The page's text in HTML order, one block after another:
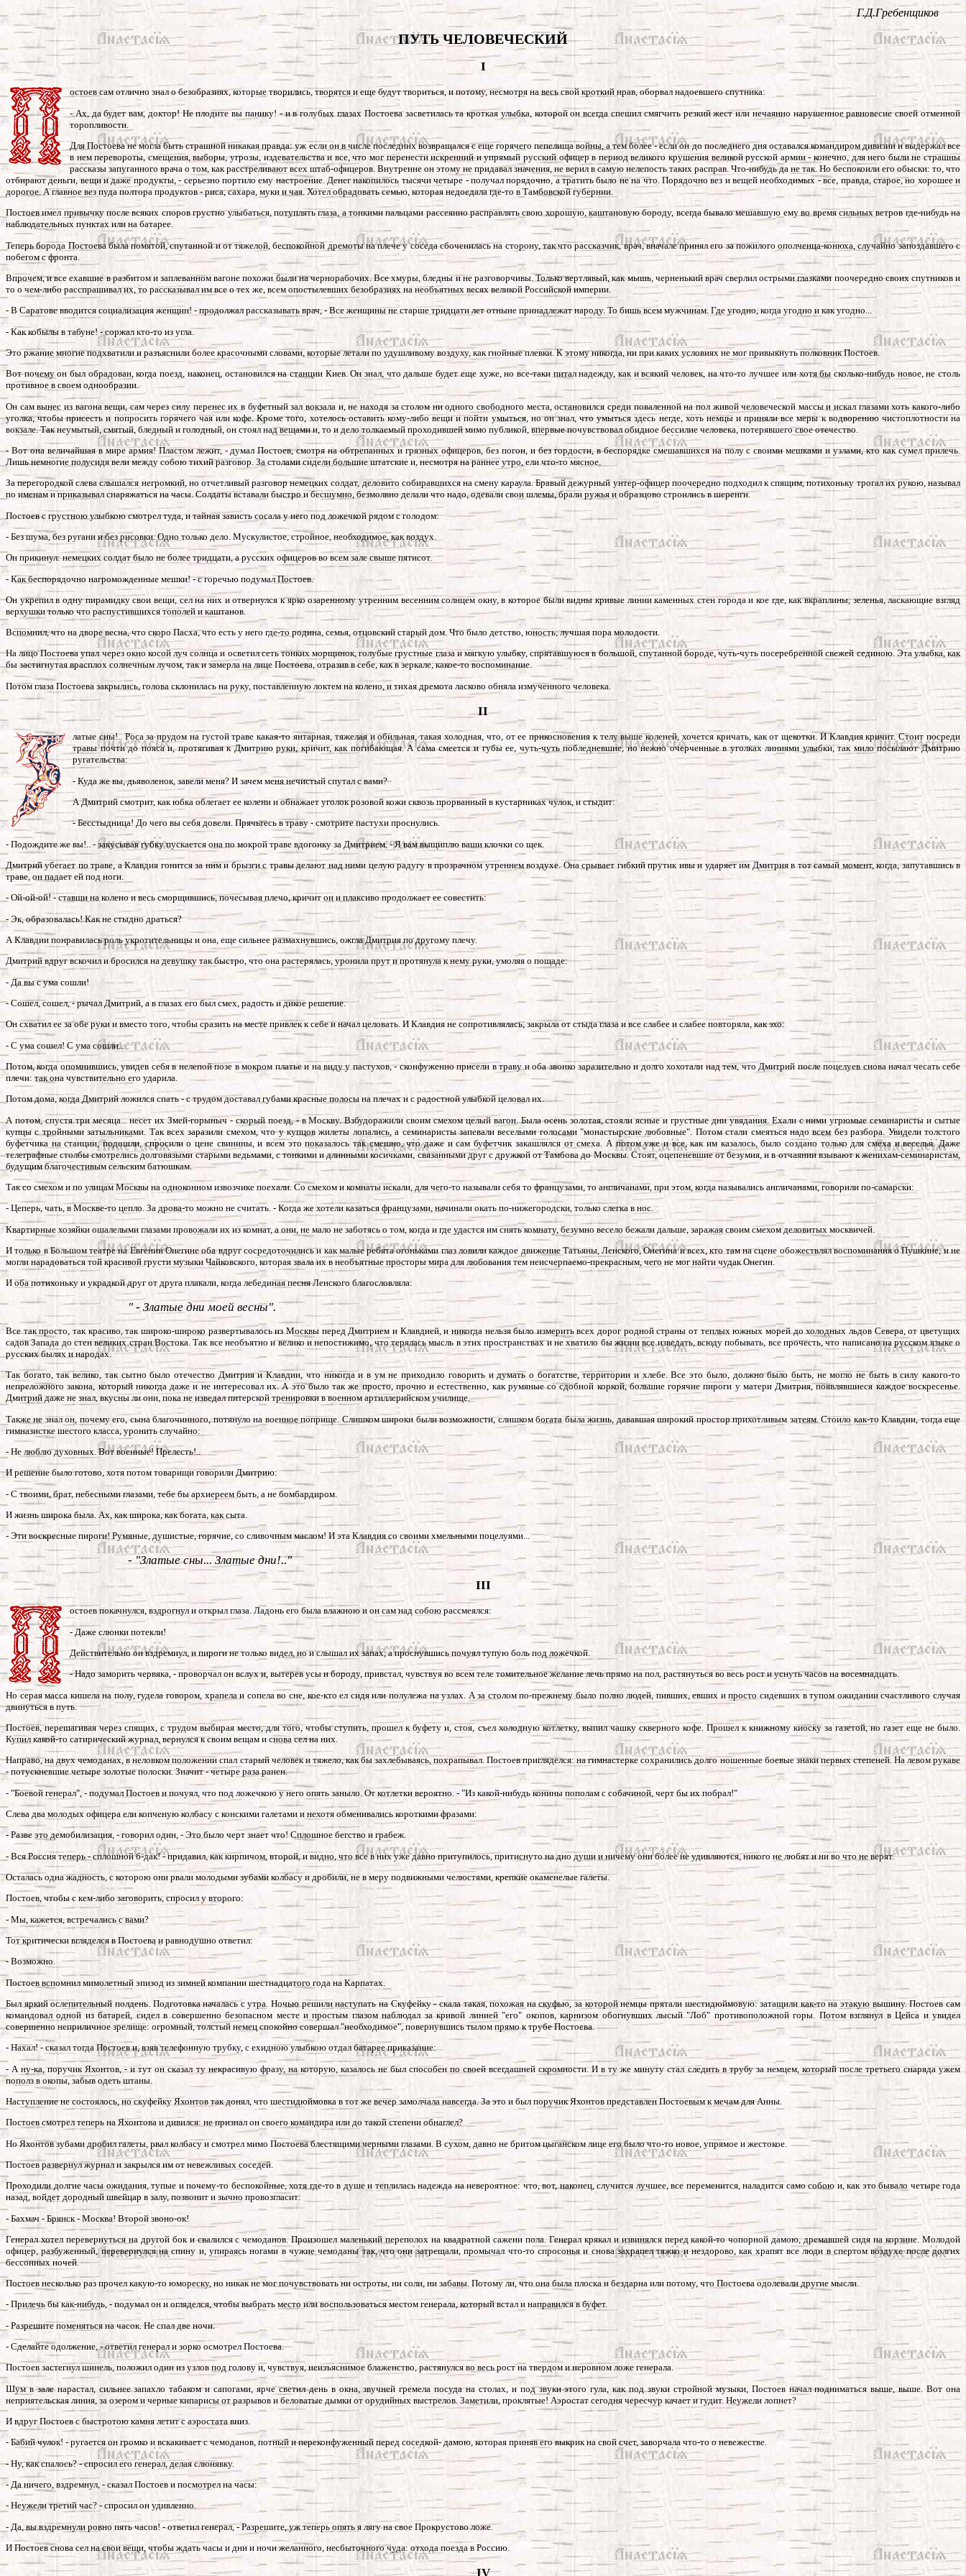
Г.Д.Гребенщиков
ПУТЬ ЧЕЛОВЕЧЕСКИЙ
I
остоев сам отлично знал о безобразиях, которые творились, творятся и еще будут твориться, и потому, несмотря на весь свой кроткий нрав, оборвал надоевшего спутника:
- Ах, да будет вам, доктор! Не плодите вы панику! - и в голубых глазах Постоева засветилась та кроткая улыбка, которой он всегда спешил смягчить резкий жест или нечаянно нарушенное равновесие своей отменной
торопливости.
Для Постоева не могла быть страшной никакая правда: уж если он в числе последних возвращался с еще горячего пепелища войны, а тем более - если он до последнего дня оставался командиром дивизии и выдержал все
в нем перевороты, смещения, выборы, угрозы, издевательства и все, что мог перенести искренний и упрямый русский офицер в период великого крушения великой русской армии - конечно, для него были не страшны
рассказы запуганного врача о том, как расстреливают всех штаб-офицеров. Внутренне он этому не придавал значения, не верил в самую нелепость таких расправ. Что-нибудь да не так. Но беспокоили его обыски: то, что
отбирают деньги, вещи и даже продукты, - серьезно портило ему настроение. Денег накопилось тысячи четыре - получал порядочно, а тратить было не на что. Порядочно вез и вещей необходимых - все, правда, старое, но хорошее и
дорогое. А главное вез пуда полтора продуктов - риса, сахара, муки и чая. Хотел обрадовать семью, которая недоедала где-то в Тамбовской губернии.
Постоев имел привычку после всяких споров грустно улыбаться, потуплять глаза, а тонкими пальцами рассеянно расправлять свою хорошую, каштановую бороду, всегда бывало мешавшую ему во время сильных ветров где-нибудь на
наблюдательных пунктах или на батарее.
Теперь борода Постоева была помятой, спутанной и от тяжелой, беспокойной дремоты на плече у соседа сбоченилась на сторону, так что рассказчик, врач, вначале принял его за пожилого ополченца-конюха, случайно запоздавшего с
побегом с фронта.
Впрочем, и все ехавшие в разбитом и заплеванном вагоне похожи были на чернорабочих. Все хмуры, бледны и не разговорчивы. Только вертлявый, как мышь, черненький врач сверлил острыми глазками поочередно своих спутников и
то о чем-либо расспрашивал их, то рассказывал им все о тех же, всем опостылевших безобразиях на необъятных весях великой Российской империи.
- В Саратове вводится социализация женщин! - продолжал рассказывать врач, - Все женщины не старше тридцати лет отныне принадлежат народу. То бишь всем мужчинам. Где угодно, когда угодно и как угодно...
- Как кобылы в табуне! - соржал кто-то из угла.
Это ржание многие подхватили и разъяснили более красочными словами, которые летали по удушливому воздуху, как гнойные плевки. К этому никогда, ни при каких условиях не мог привыкнуть полковник Постоев.
Вот почему он был обрадован, когда поезд, наконец, остановился на станции Киев. Он знал, что дальше будет еще хуже, но все-таки питал надежду, как и всякий человек, на что-то лучшее или хотя бы сколько-нибудь новое, не столь
противное в своем однообразии.
Он сам вынес из вагона вещи, сам через силу перенес их в буфетный зал вокзала и, не находя за столом ни одного свободного места, остановился среди поваленной на пол живой человеческой массы и искал глазами хоть какого-либо
уголка, чтобы присесть и попросить горячего чая или кофе. Кроме того, хотелось оставить кому-либо вещи и пойти умыться, но он знал, что умыться здесь негде, хоть немцы и приняли все меры к водворению чистоплотности на
вокзале. Так неумытый, смятый, бледный и голодный, он стоял над вещами и, то и дело толкаемый проходившей мимо публикой, впервые почувствовал обидное бессилие человека, потерявшего свое отечество.
- Вот она величайшая в мире армия! Пластом лежит, - думал Постоев, смотря на обтрепанных и грязных офицеров, без погон, и без гордости, в беспорядке смешавшихся на полу с своими мешками и узлами, кто как сумел прилечь.
Лишь немногие полусидя вели между собою тихий разговор. За столами сидели большие штатские и, несмотря на раннее утро, ели что-то мясное.
За перегородкой слева слышался негромкий, но отчетливый разговор немецких солдат, деловито собиравшихся на смену караула. Бравый дежурный унтер-офицер поочередно подходил к спящим, потихоньку трогал их рукою, называл
по именам и приказывал снаряжаться на часы. Солдаты вставали быстро и бесшумно, безмолвно делали что надо, одевали свои шлемы, брали ружья и образцово строились в шеренги.
Постоев с грустною улыбкою смотрел туда, и тайная зависть сосала у него под ложечкой рядом с голодом:
- Без шума, без ругани и без рисовки. Одно только дело. Мускулистое, стройное, необходимое, как воздух.
Он прикинул: немецких солдат было не более тридцати, а русских офицеров во всем зале свыше пятисот.
- Как беспорядочно нагроможденные мешки! - с горечью подумал Постоев.
Он укрепил в одну пирамидку свои вещи, сел на них и отвернулся к ярко озаренному утренним весенним солнцем окну, в которое были видны кривые линии каменных стен города и кое где, как вкраплины, зеленья, ласкающие взгляд
верхушки только что распустившихся тополей и каштанов.
Вспомнил, что на дворе весна, что скоро Пасха, что есть у него где-то родина, семья, отцовский старый дом. Что было детство, юность, лучшая пора молодости.
На лицо Постоева упал через окно косой луч солнца и осветил сеть тонких морщинок, голубые грустные глаза и мягкую улыбку, спрятавшуюся в большой, спутанной бороде, чуть-чуть посеребренной свежей сединою. Эта улыбка, как
бы застигнутая врасплох солнечным лучом, так и замерла на лице Постоева, отразив в себе, как в зеркале, какое-то воспоминание.
Потом глаза Постоева закрылись, голова склонилась на руку, поставленную локтем на колено, и тихая дремота ласково обняла измученного человека.
II
латые сны!.. Роса за прудом на густой траве какая-то янтарная, тяжелая и обильная, такая холодная, что, от ее прикосновения к телу выше коленей, хочется кричать, как от щекотки. И Клавдия кричит. Стоит посреди
травы почти до пояса и, протягивая к Дмитрию руки, кричит, как погибающая. А сама смеется и губы ее, чуть-чуть побледневшие, но нежно очерченные в уголках линиями улыбки, так мило посылают Дмитрию
ругательства:
- Куда же вы, дьяволенок, завели меня? И зачем меня нечистый спутал с вами?
А Дмитрий смотрит, как юбка облегает ее колени и обнажает уголок розовой кожи сквозь прорванный в кустарниках чулок, и стыдит:
- Бесстыдница! До чего вы себя довели. Прячьтесь в траву - смотрите пастухи проснулись.
- Подождите же вы!.. - закусывая губку пускается она по мокрой траве вдогонку за Дмитрием. - Я вам выщиплю ваши клочки со щек.
Дмитрий убегает по траве, а Клавдия гонится за ним и брызги с травы делают над ними целую радугу в прозрачном утреннем воздухе. Она срывает гибкий прутик ивы и ударяет им Дмитрия в тот самый момент, когда, запутавшись в
траве, он падает ей под ноги.
- Ой-ой-ой! - ставши на колено и весь сморщившись, почесывая плечо, кричит он и плаксиво продолжает ее совестить:
- Эк, образовалась! Как не стыдно драться?
А Клавдии понравилась роль укротительницы и она, еще сильнее размахнувшись, ожгла Дмитрия по другому плечу.
Дмитрий вдруг вскочил и бросился на девушку так быстро, что она растерялась, уронила прут и протянула к нему руки, умоляя о пощаде:
- Да вы с ума сошли!
- Сошел, сошел, - рычал Дмитрий, а в глазах его был смех, радость и дикое решение.
Он схватил ее за обе руки и вместо того, чтобы сразить на месте привлек к себе и начал целовать. И Клавдия не сопротивлялась, закрыла от стыда глаза и все слабее и слабее повторяла, как эхо:
- С ума сошел! С ума сошли...
Потом, когда опомнившись, увидев себя в нелепой позе в мокром платье и на виду у пастухов, - сконфуженно присели в траву и оба звонко заразительно и долго хохотали над тем, что Дмитрий после поцелуев снова начал чесать себе
плечи: так она чувствительно его ударила.
Потом дома, когда Дмитрий ложился спать - с трудом доставал губами красные полосы на плечах и с радостной улыбкой целовал их.
А потом, спустя три месяца... несет их Змей-горыныч - скорый поезд, - в Москву. Взбудоражили своим смехом целый вагон. Была осень золотая, стояли ясные и грустные дни увядания. Ехали с ними угрюмые семинаристы и сытые
купцы с тройными затыльниками. Так всех заразили смехом, что у купцов жилеты лопались, а семинаристы запевали веселыми голосами "монастырские любовные". Потом стали смеяться надо всем без разбора. Увидели толстого
буфетчика на станции, подошли, спросили о цене свинины, и всем это показалось так смешно, что даже и сам буфетчик закашлялся от смеха. А потом уже и все, как им казалось, было создано только для смеха и веселья. Даже
телеграфные столбы смотрелись долговязыми старыми ведьмами, с тонкими и длинными косичками, связанными друг с дружкой от Тамбова до Москвы. Стоят, оцепеневшие от безумия, и в отчаянии взывают к женихам-семинаристам,
будущим благочестивым сельским батюшкам.
Так со смехом и по улицам Москвы на одноконном извозчике поехали. Со смехом и комнаты искали, для чего-то называли себя то французами, то англичанами, при этом, когда назывались англичанами, говорили по-самарски:
- Цеперь, чать, в Москве-то цепло. За дрова-то можно не считать. - Когда же хотели казаться французами, начинали окать по-нижегородски, только слегка в нос.
Квартирные хозяйки ошалелыми глазами провожали их из комнат, а они, не мало не заботясь о том, когда и где удастся им снять комнату, безумно весело бежали дальше, заражая своим смехом деловитых москвичей.
И только в Большом театре на Евгении Онегине оба вдруг сосредоточились и как малые ребята огоньками глаз ловили каждое движение Татьяны, Ленского, Онегина и всех, кто там на сцене обожествлял воспоминания о Пушкине, и не
могли нарадоваться той красивой грусти музыки Чайковского, которая звала их в необъятные просторы мира для любования тем неисчерпаемо-прекрасным, чего не мог найти чудак Онегин.
И оба потихоньку и украдкой друг от друга плакали, когда лебединая песня Ленского благословляла:
" - Златые дни моей весны".
Все так просто, так красиво, так широко-широко развертывалось из Москвы перед Дмитрием и Клавдией, и никогда нельзя было измерить всех дорог родной страны от теплых южных морей до холодных льдов Севера, от цветущих
садов Запада до стен великих стран Востока. Так все необъятно и велико и непостижимо, что терялась мысль в этих пространствах и не хватило бы жизни все изведать, всюду побывать, все прочесть, что написано на русском языке о
русских былях и народах.
Так богато, так велико, так сытно было отечество Дмитрия и Клавдии, что никогда и в ум не приходило говорить и думать о богатстве, территории и хлебе. Все это было, должно было быть, не могло не быть в силу какого-то
непреложного закона, который никогда даже и не интересовал их. А это было так же просто, прочно и естественно, как румяные со сдобной коркой, большие горячие пироги у матери Дмитрия, появлявшиеся каждое воскресенье.
Дмитрий даже не знал, вкусны ли они, пока не изведал питерской тренировки в военном артиллерийском училище.
Также не знал он, почему его, сына благочинного, потянуло на военное поприще. Слишком широки были возможности, слишком богата была жизнь, дававшая широкий простор прихотливым затеям. Стоило как-то Клавдии, тогда еще
гимназистке шестого класса, уронить случайно:
- Не люблю духовных. Вот военные! Прелесть!..
И решение было готово, хотя потом товарищи говорили Дмитрию:
- С твоими, брат, небесными глазами, тебе бы архиереем быть, а не бомбардиром.
И жизнь широка была. Ах, как широка, как богата, как сыта.
- Эти воскресные пироги! Румяные, душистые, горячие, со сливочным маслом! И эта Клавдия со своими хмельными поцелуями...
- "Златые сны... Златые дни!.."
III
остоев покачнулся, вздрогнул и открыл глаза. Ладонь его была влажною и он сам над собою рассмеялся:
- Даже слюнки потекли!
Действительно он вздремнул, и пироги не только видел, но и слышал их запах, а проснувшись почуял тупую боль под ложечкой.
- Надо заморить червяка, - проворчал он вслух и, вытерев усы и бороду, привстал, чувствуя во всем теле томительное желание лечь прямо на пол, растянуться во весь рост и уснуть часов на восемнадцать.
Но серая масса кишела на полу, гудела говором, храпела и сопела во сне, кое-кто ел сидя или полулежа на узлах. А за столом по-прежнему было полно людей, пивших, евших и просто сидевших в тупом ожидании счастливого случая
двинуться в путь.
Постоев, перешагивая через спящих, с трудом выбирая место, для того, чтобы ступить, прошел к буфету и, стоя, съел холодную котлетку, выпил чашку скверного кофе. Прошел к книжному киоску за газетой, но газет еще не было.
Купил какой-то сатирический журнал, вернулся к своим вещам и снова сел на них.
Направо, на двух чемоданах, в неловком положении спал старый человек и тяжело, как бы захлебываясь, похрапывал. Постоев пригляделся: на гимнастерке сохранились долго ношенные боевые знаки первых степеней. На левом рукаве
- потускневшие четыре золотые полоски. Значит - четыре раза ранен.
- "Боевой генерал", - подумал Постоев и почуял, что под ложечкою у него опять заныло. От котлетки вероятно. - "Из какой-нибудь конины пополам с собачиной, черт бы их побрал!"
Слева два молодых офицера ели копченую колбасу с конскими галетами и нехотя обменивались короткими фразами:
- Разве это демобилизация, - говорил один, - Это было черт знает что! Сплошное бегство и грабеж.
- Вся Россия теперь - сплошной б-дак! - придавил, как кирпичом, второй, и видно, что все в них уже давно притупилось, притиснуто на дно души и ничему они более не удивляются, никого не любят и ни во что не верят.
Осталась одна жадность, с которою они рвали молодыми зубами колбасу и дробили, не в меру подвижными челюстями, крепкие окаменелые галеты.
Постоев, чтобы с кем-либо заговорить, спросил у второго:
- Мы, кажется, встречались с вами?
Тот критически вгляделся в Постоева и равнодушно ответил:
- Возможно.
Постоев вспомнил мимолетный эпизод из зимней компании шестнадцатого года на Карпатах.
Был яркий ослепительный полдень. Подготовка началась с утра. Ночью решили наступать на Скуфейку - скала такая, похожая на скуфью, за которой немцы прятали шестидюймовую: затащили как-то на этакую вышину. Постоев сам
командовал одной из батарей, сидел в совершенно безопасном месте и простым глазом наблюдал за кривой линией "его" окопов, карнизом обогнувших лысый "Лоб" противоположной горы. Потом взглянул в Цейса и увидел
совершенно неприличное зрелище: огромный, толстый немец спокойно совершал "необходимое", повернувшись тылом прямо к трубе Постоева.
- Нахал! - сказал тогда Постоев и, взяв телефонную трубку, с ехидною улыбкою отдал батарее приказание:
- А ну-ка, поручик Яхонтов, - и тут он сказал ту некрасивую фразу, на которую, казалось не был способен по своей всегдашней скромности. И в ту же минуту стал следить в трубу за немцем, который после третьего снаряда ужем
пополз в окопы, забыв одеть штаны.
Наступление не состоялось, но скуфейку Яхонтов так донял, что шестидюймовка в тот же вечер замолчала навсегда. За это и был поручик Яхонтов представлен Постоевым к мечам для Анны.
Постоев смотрел теперь на Яхонтова и дивился: не признал он своего командира или до такой степени обнаглел?
Но Яхонтов зубами дробил галеты, рвал колбасу и смотрел мимо Постоева блестящими черными глазами. В сухом, давно не бритом цыганском лице его было что-то новое, упрямое и жестокое.
Постоев развернул журнал и закрылся им от невежливых соседей.
Проходили долгие часы ожидания, тупые и почему-то беспокойные, хотя где-то в душе и теплилась надежда на невероятное: что, вот, наконец, случится лучшее, все переменится, наладится само собою и, как это бывало четыре года
назад, войдет дородный швейцар в залу, позвонит и зычно провозгласит:
- Бахмач - Брянск - Москва! Второй звоно-ок!
Генерал хотел перевернуться на другой бок и свалился с чемоданов. Произошел маленький переполох на квадратной сажени пола. Генерал крякал и извинялся перед какой-то чопорной дамою, дремавшей сидя на корзине. Молодой
офицер, разбуженный, перевернулся на спину и, упираясь ногами в чужие чемоданы так, что они затрещали, промычал что-то спросонья и снова захрапел тяжко и нездорово, как храпят все люди в спертом воздухе после долгих
бессонных ночей.
Постоев несколько раз прочел какую-то юмореску, но никак не мог почувствовать ни остроты, ни соли, ни забавы. Потому ли, что она была плоска и бездарна или потому, что Постоева одолевали другие мысли.
- Прилечь бы как-нибудь, - подумал он и огляделся, чтобы выбрать место или воспользоваться местом генерала, который встал и направился в буфет.
- Разрешите поменяться на часок. Не спал две ночи.
- Сделайте одолжение, - ответил генерал и зорко осмотрел Постоева.
Постоев застегнул шинель, положил один из узлов под голову и, чувствуя, неизъяснимое блаженство, растянулся во весь рост на твердом и неровном ложе генерала.
Шум в зале нарастал, сильнее запахло табаком и сапогами, ярче светил день в окна, звучней гремела посуда на столах, и под звуки этого гула, как под звуки стройной музыки, Постоев начал подниматься выше, выше. Вот она
неприятельская линия, за озером и черные кипарисы от разрывов и беловатые дымки от орудийных выстрелов. Заметили, проклятые! Аэростат сегодня чересчур качает и гудит. Неужели лопнет?
И вдруг Постоев с быстротою камня летит с аэростата вниз.
- Бабий чулок! - ругается он громко и вскакивает с чемоданов, потный и переконфуженный перед соседкой- дамою, которая приняв его выкрик на свой счет, заворчала что-то о невежестве.
- Ну, как спалось? - спросил его генерал, делая слюнявку.
- Да ничего, вздремнул, - сказал Постоев и посмотрел на часы:
- Неужели третий час? - спросил он удивленно.
- Да, вы вздремнули ровно пять часов! - ответил генерал, - Разрешите, уж теперь опять я лягу на свое Прокрустово ложе.
И Постоев снова сел на свои вещи, чтобы ждать часы и дни и ночи желанного, несбыточного чуда: отхода поезда в Россию.
IV